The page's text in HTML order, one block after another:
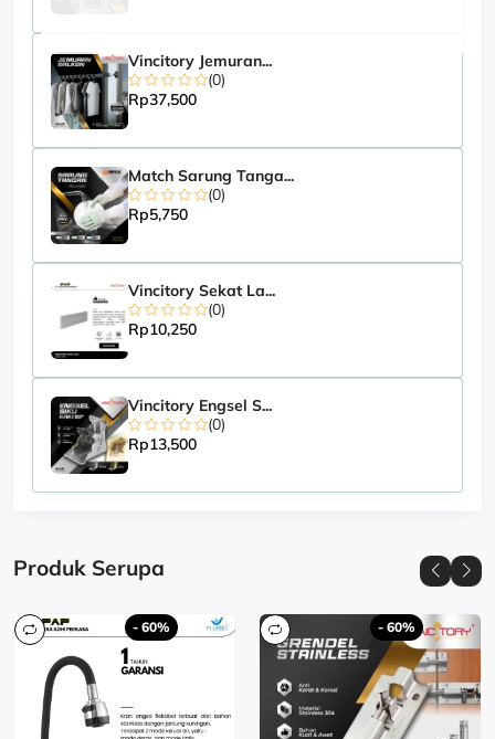
Vincitory Jemuran...
(0)
Rp37,500
Match Sarung Tanga...
(0)
Rp5,750
Vincitory Sekat La...
(0)
Rp10,250
Vincitory Engsel S...
(0)
Rp13,500
Produk Serupa
- 60% - 60%